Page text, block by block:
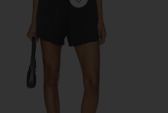
Favorite ШОРТЫ TONI SATIN